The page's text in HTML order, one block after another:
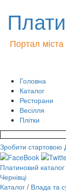
Портал
Головна
Каталог
Ресторани
Весілля
Плітки
Зробити стартовою
Платиновий
Чернівці
Каталог / Влада та